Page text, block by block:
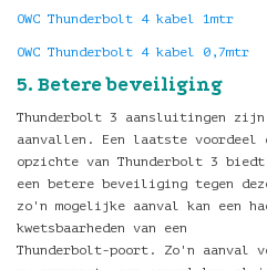
OWC Thunderbolt 4 kabel 1mtr
OWC Thunderbolt 4 kabel 0,7mtr
5. Betere beveiliging
Thunderbolt 3 aansluitingen zijn
aanvallen. Een laatste voordeel
opzichte van Thunderbolt 3
een betere beveiliging tegen
zo'n mogelijke aanval kan een
kwetsbaarheden van een
Thunderbolt-poort. Zo'n aanval